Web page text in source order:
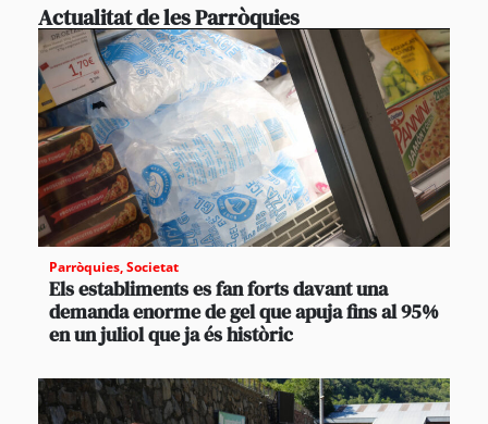
Actualitat de les Parròquies
Parròquies,Societat
Els establiments es fan forts davant una
demanda enorme de gel que apuja fins al 95%
en un juliol que ja és històric